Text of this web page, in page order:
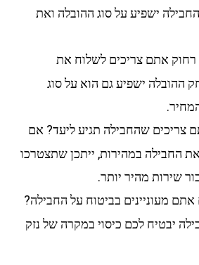
ישפיע על סוג ההובלה ואת
אתם צריכים לשלוח את
ההובלה ישפיע גם הוא על סוג
צריכים שהחבילה תגיע ליעד? אם
החבילה במהירות, ייתכן שתצטרכו
שירות מהיר יותר.
מעוניינים בביטוח על החבילה?
יבטיח לכם כיסוי במקרה של נזק